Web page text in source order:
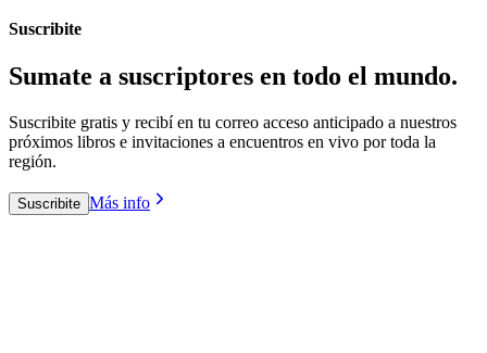
Suscribite
Sumate a suscriptores en todo el mundo.
Suscribite gratis y recibí en tu correo acceso anticipado a nuestros
próximos libros e invitaciones a encuentros en vivo por toda la
región.
Suscribite Más info